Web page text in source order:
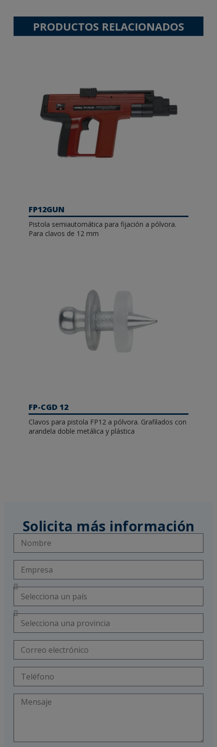
PRODUCTOS RELACIONADOS
FP12GUN
Pistola semiautomática para fijación a pólvora.
Para clavos de 12 mm
FP-CGD 12
Clavos para pistola FP12 a pólvora. Grafilados con
arandela doble metálica y plástica
Solicita más información